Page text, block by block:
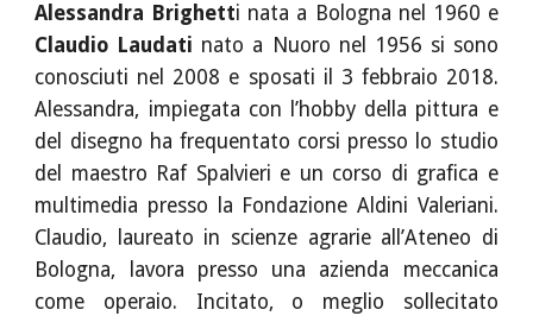
Alessandra Brighetti nata a Bologna nel 1960 e
Claudio Laudati nato a Nuoro nel 1956 si sono
conosciuti nel 2008 e sposati il 3 febbraio 2018.
Alessandra, impiegata con l’hobby della pittura e
del disegno ha frequentato corsi presso lo studio
del maestro Raf Spalvieri e un corso di grafica e
multimedia presso la Fondazione Aldini Valeriani.
Claudio, laureato in scienze agrarie all’Ateneo di
Bologna, lavora presso una azienda meccanica
come operaio. Incitato, o meglio sollecitato